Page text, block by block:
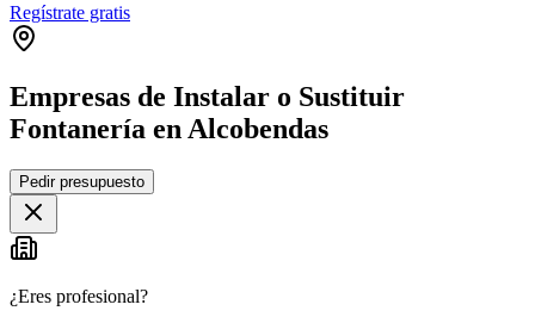
Regístrate gratis
Empresas de Instalar o Sustituir
Fontanería en Alcobendas
+
−
Pedir presupuesto
¿Eres profesional?